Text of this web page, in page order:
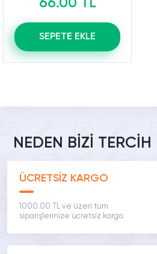
66.00 TL
SEPETE EKLE
NEDEN BİZİ TERCİH
ÜCRETSİZ KARGO
1000.00 TL ve üzeri tüm
siparişlerinize ücretsiz kargo.